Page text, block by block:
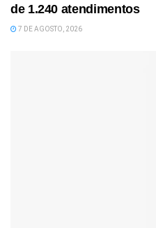
de 1.240 atendimentos
7 DE AGOSTO, 2026